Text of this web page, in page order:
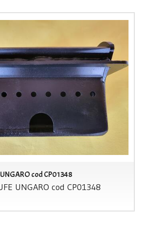
UNGARO cod CP01348
UNGARO cod CP01348